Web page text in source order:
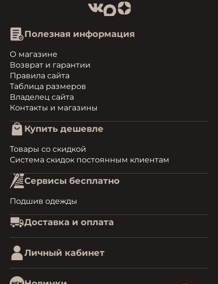
Полезная информация
О магазине
Возврат и гарантии
Правила сайта
Таблица размеров
Владелец сайта
Контакты и магазины
Купить дешевле
Товары со скидкой
Система скидок постоянным клиентам
Сервисы бесплатно
Подшив одежды
Доставка и оплата
Личный кабинет